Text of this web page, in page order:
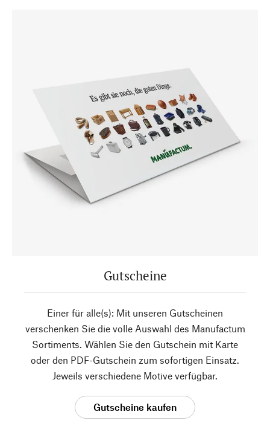
Gutscheine
Einer für alle(s): Mit unseren Gutscheinen
verschenken Sie die volle Auswahl des Manufactum
Sortiments. Wählen Sie den Gutschein mit Karte
oder den PDF-Gutschein zum sofortigen Einsatz.
Jeweils verschiedene Motive verfügbar.
Gutscheine kaufen